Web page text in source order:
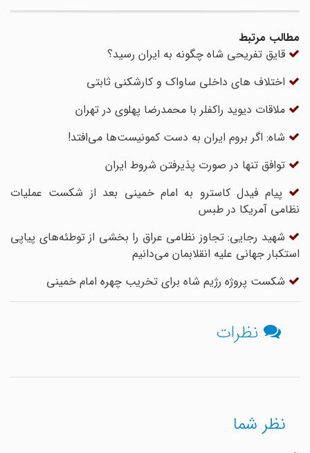
مطالب مرتبط
قایق تفریحی شاه چگونه به ایران رسید؟
اختلاف های داخلی ساواک و کارشکنی ثابتی
ملاقات دیوید راکفلر با محمدرضا پهلوی در تهران
شاه: اگر بروم ایران به دست کمونیست‌ها می‌افتد!
توافق تنها در صورت پذیرفتن شروط ایران
پیام فیدل کاسترو به امام خمینی بعد از شکست عملیات
نظامی آمریکا در طبس
شهید رجایی: تجاوز نظامی عراق را بخشی از توطئه‌های پیاپی
استکبار جهانی علیه انقلابمان می‌دانیم
شکست پروژه رژیم شاه برای تخریب چهره امام خمینی
نظرات
نظر شما